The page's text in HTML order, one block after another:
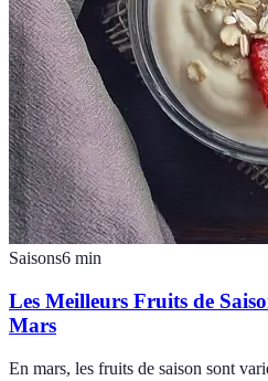
Saisons6 min
Les Meilleurs Fruits de
Mars
En mars, les fruits de saison sont